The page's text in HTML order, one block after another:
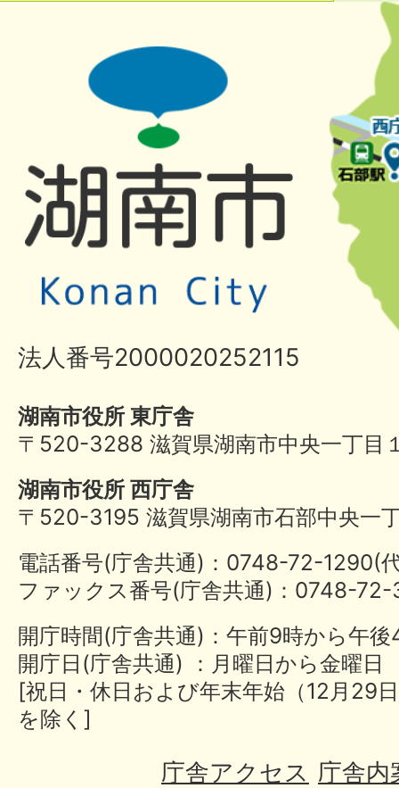
法人番号2000020252115
湖南市役所 東庁舎
〒520-3288 滋賀県湖南市中央一丁目
湖南市役所 西庁舎
〒520-3195 滋賀県湖南市石部中央一
電話番号(庁舎共通)：0748-72-
ファックス番号(庁舎共通)：0748-
開庁時間(庁舎共通)：午前9時から午
開庁日(庁舎共通) ：月曜日から金曜日
[祝日・休日および年末年始（12月29
を除く]
庁舎アクセス 庁舎内